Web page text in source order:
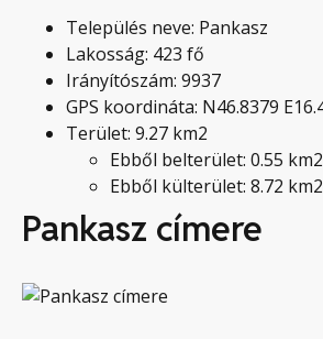
Település neve: Pankasz
Lakosság: 423 fő
Irányítószám: 9937
GPS koordináta: N46.8379
Terület: 9.27 km2
Ebből belterület: 0.55 km2
Ebből külterület: 8.72 km2
Pankasz címere